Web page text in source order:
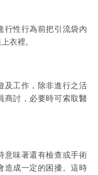
行性行為前把引流袋內
衣裡。
及工作，除非進行之活
商討，必要時可索取醫
意味著還有檢查或手術
造成一定的困擾。這時